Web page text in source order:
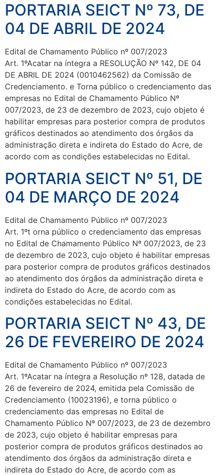
PORTARIA SEICT Nº 73, DE
04 DE ABRIL DE 2024
Edital de Chamamento Público nº 007/2023
Art. 1ºAcatar na íntegra a RESOLUÇÃO Nº 142, DE 04
DE ABRIL DE 2024 (0010462562) da Comissão de
Credenciamento. e Torna público o credenciamento das
empresas no Edital de Chamamento Público Nº
007/2023, de 23 de dezembro de 2023, cujo objeto é
habilitar empresas para posterior compra de produtos
gráficos destinados ao atendimento dos órgãos da
administração direta e indireta do Estado do Acre, de
acordo com as condições estabelecidas no Edital.
PORTARIA SEICT Nº 51, DE
04 DE MARÇO DE 2024
Edital de Chamamento Público nº 007/2023
Art. 1ºt orna público o credenciamento das empresas
no Edital de Chamamento Público Nº 007/2023, de 23
de dezembro de 2023, cujo objeto é habilitar empresas
para posterior compra de produtos gráficos destinados
ao atendimento dos órgãos da administração direta e
indireta do Estado do Acre, de acordo com as
condições estabelecidas no Edital.
PORTARIA SEICT Nº 43, DE
26 DE FEVEREIRO DE 2024
Edital de Chamamento Público nº 007/2023
Art. 1ºAcatar na íntegra a Resolução nº 128, datada de
26 de fevereiro de 2024, emitida pela Comissão de
Credenciamento (10023196), e torna público o
credenciamento das empresas no Edital de
Chamamento Público Nº 007/2023, de 23 de dezembro
de 2023, cujo objeto é habilitar empresas para
posterior compra de produtos gráficos destinados ao
atendimento dos órgãos da administração direta e
indireta do Estado do Acre, de acordo com as